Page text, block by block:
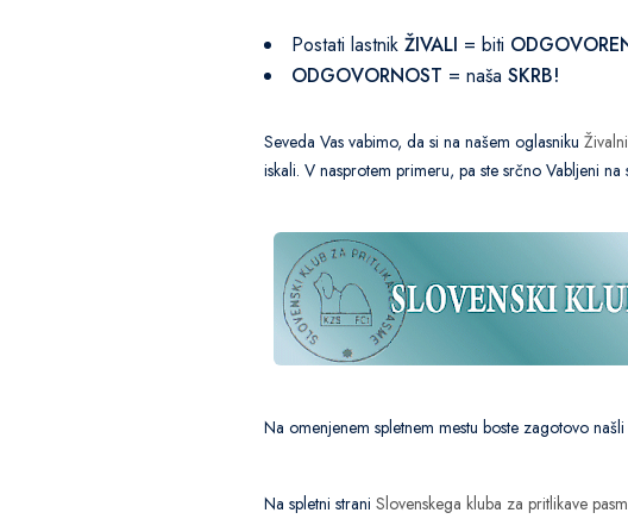
Postati lastnik ŽIVALI = biti
ODGOVORNOST = naša SKRB!
Seveda Vas vabimo, da si na našem oglasniku
iskali. V nasprotem primeru, pa ste srčno Vabljeni na
Na omenjenem spletnem mestu boste zagotovo
Na spletni strani Slovenskega kluba za pritlikave